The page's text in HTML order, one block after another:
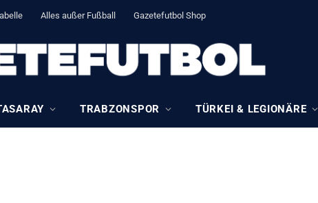
Alles außer Fußball Gazetefutbol Shop
TRABZONSPOR TÜRKEI & LEGIONÄRE